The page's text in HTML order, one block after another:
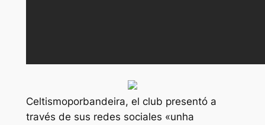
Celtismoporbandeira, el club presentó a
través de sus redes sociales «unha